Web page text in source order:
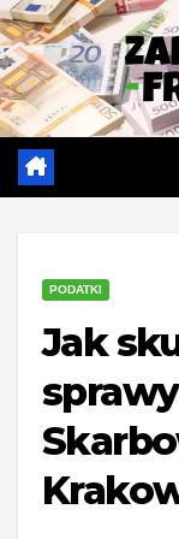
Skip
to
content
PODATKI
Jak